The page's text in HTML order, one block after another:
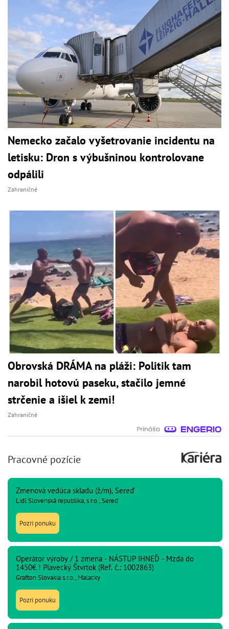
Nemecko začalo vyšetrovanie incidentu na
letisku: Dron s výbušninou kontrolovane
odpálili
Zahraničné
Obrovská DRÁMA na pláži: Politik tam
narobil hotovú paseku, stačilo jemné
strčenie a išiel k zemi!
Zahraničné
Pracovné pozície
Zmenová vedúca skladu (ž/m), Sereď
Lidl Slovenská republika, s.r.o., Sereď
Pozri ponuku
Operátor výroby / 1 zmena - NÁSTUP IHNEĎ - Mzda do
1450€ ! Plavecký Štvrtok (Ref. č.: 1002863)
Grafton Slovakia s.r.o., Malacky
Pozri ponuku